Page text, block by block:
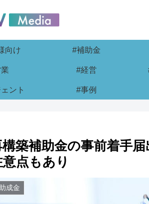
向け #補助金
#経営
ント #事例
築補助金の事前着手
点もあり
成金